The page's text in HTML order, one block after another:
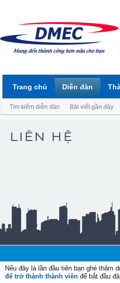
Nếu đây là lần đầu tiên bạn ghé
để trở thành thành viên để bắt đầu
Trang chủ Diễn đàn
Tìm kiếm diễn đàn Bài viết gần đây